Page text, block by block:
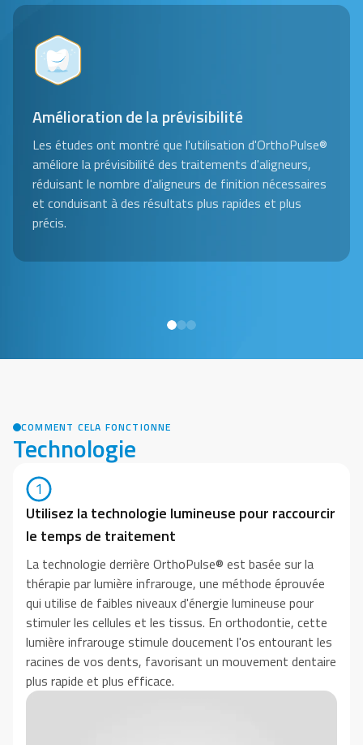
Amélioration de la prévisibilité
Les études ont montré que l'utilisation d'OrthoPulse®
améliore la prévisibilité des traitements d'aligneurs,
réduisant le nombre d'aligneurs de finition nécessaires
et conduisant à des résultats plus rapides et plus
précis.
COMMENT CELA FONCTIONNE
Technologie
1
Utilisez la technologie lumineuse pour raccourcir
le temps de traitement
La technologie derrière OrthoPulse® est basée sur la
thérapie par lumière infrarouge, une méthode éprouvée
qui utilise de faibles niveaux d'énergie lumineuse pour
stimuler les cellules et les tissus. En orthodontie, cette
lumière infrarouge stimule doucement l'os entourant les
racines de vos dents, favorisant un mouvement dentaire
plus rapide et plus efficace.